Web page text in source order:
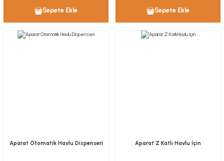
Sepete Ekle Sepete Ekle
Aparat Otomatik Havlu Dispenseri Aparat Z Katlı Havlu İçin